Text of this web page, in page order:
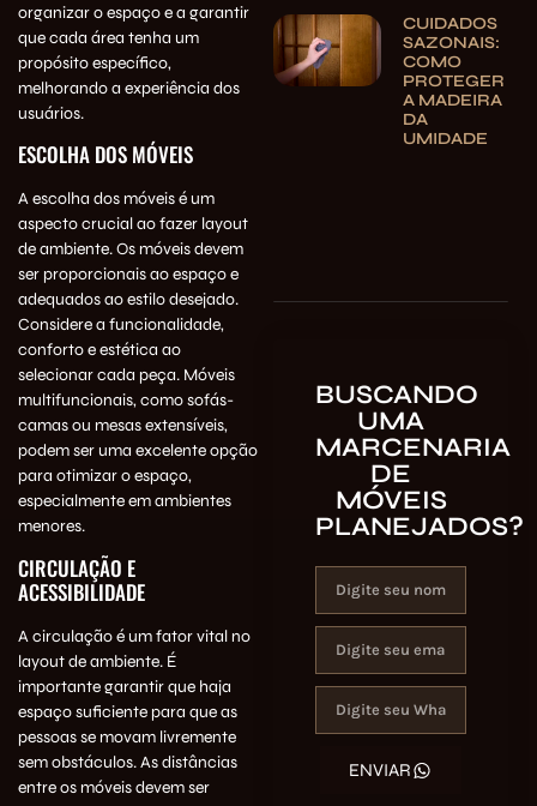
organizar o espaço e a garantir
que cada área tenha um
propósito específico,
melhorando a experiência dos
usuários.
ESCOLHA DOS MÓVEIS
A escolha dos móveis é um
aspecto crucial ao fazer layout
de ambiente. Os móveis devem
ser proporcionais ao espaço e
adequados ao estilo desejado.
Considere a funcionalidade,
conforto e estética ao
selecionar cada peça. Móveis
multifuncionais, como sofás-
camas ou mesas extensíveis,
podem ser uma excelente opção
para otimizar o espaço,
especialmente em ambientes
menores.
CIRCULAÇÃO E
ACESSIBILIDADE
A circulação é um fator vital no
layout de ambiente. É
importante garantir que haja
espaço suficiente para que as
pessoas se movam livremente
sem obstáculos. As distâncias
entre os móveis devem ser
CUIDADOS
SAZONAIS:
COMO
PROTEGER
A MADEIRA
DA
UMIDADE
BUSCANDO
UMA
MARCENARIA
DE
MÓVEIS
PLANEJADOS?
ENVIAR